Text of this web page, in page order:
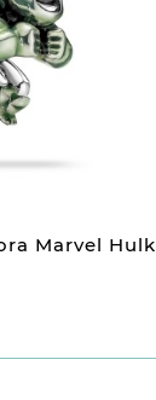
Marvel Hulk